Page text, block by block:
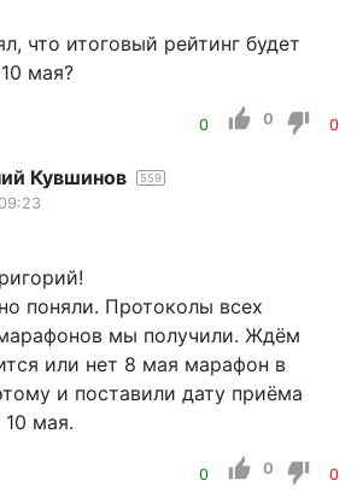
что итоговый рейтинг будет
мая?
0 0 0
Кувшинов 559
поняли. Протоколы всех
мы получили. Ждём
или нет 8 мая марафон в
и поставили дату приёма
мая.
0 0 0